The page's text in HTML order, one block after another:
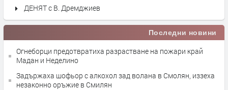
ДЕНЯТ с В. Дремджиев
Последни новини
Огнеборци предотвратиха разрастване на пожари край
Мадан и Неделино
Задържаха шофьор с алкохол зад волана в Смолян, иззеха
незаконно оръжие в Смилян